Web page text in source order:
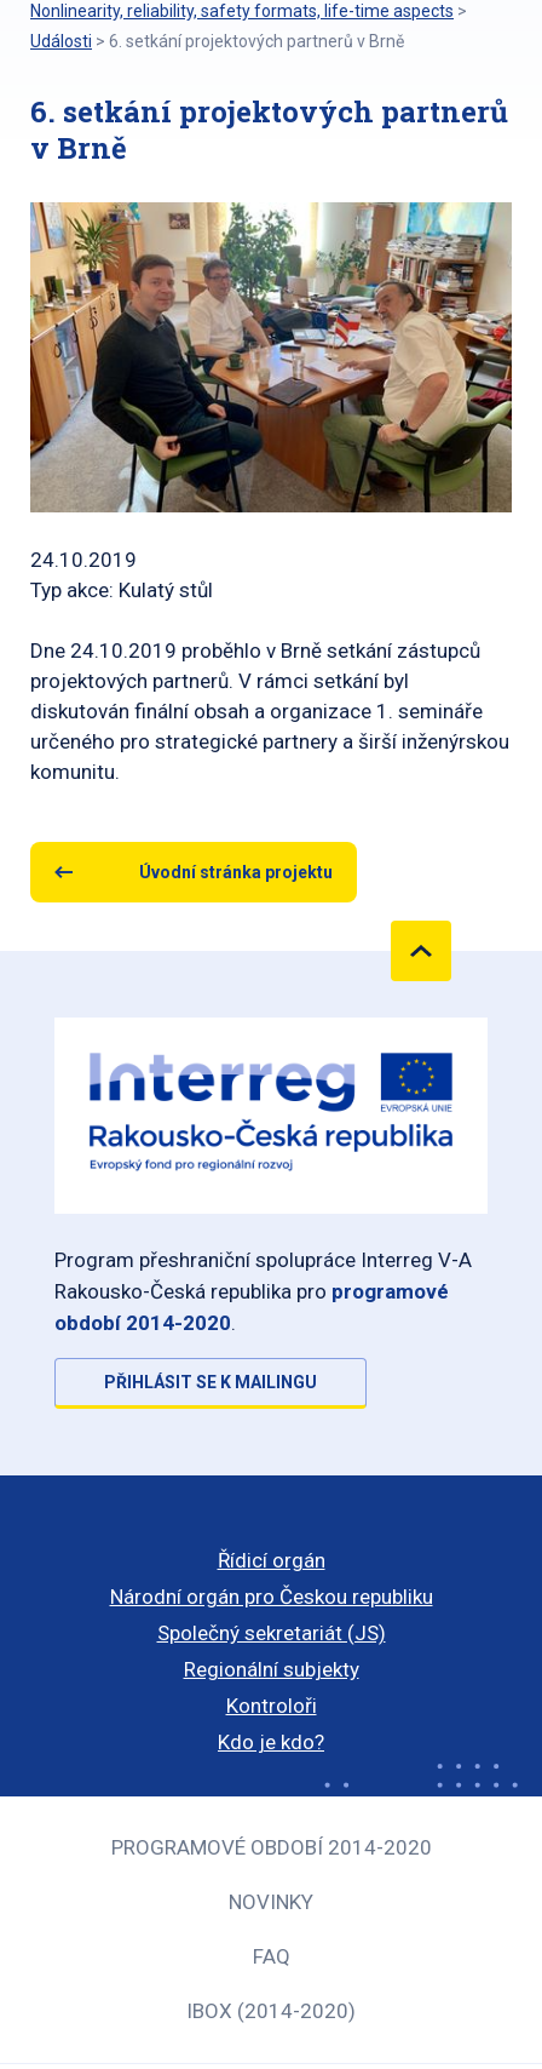
Nonlinearity, reliability, safety formats, life-time aspects >
Události > 6. setkání projektových partnerů v Brně
6. setkání projektových partnerů
v Brně
24.10.2019
Typ akce: Kulatý stůl
Dne 24.10.2019 proběhlo v Brně setkání zástupců
projektových partnerů. V rámci setkání byl
diskutován finální obsah a organizace 1. semináře
určeného pro strategické partnery a širší inženýrskou
komunitu.
Úvodní stránka projektu
Program přeshraniční spolupráce Interreg V-A
Rakousko-Česká republika pro programové
období 2014-2020.
PŘIHLÁSIT SE K MAILINGU
Řídicí orgán
Národní orgán pro Českou republiku
Společný sekretariát (JS)
Regionální subjekty
Kontroloři
Kdo je kdo?
PROGRAMOVÉ OBDOBÍ 2014-2020
NOVINKY
FAQ
IBOX (2014-2020)